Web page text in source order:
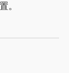
。